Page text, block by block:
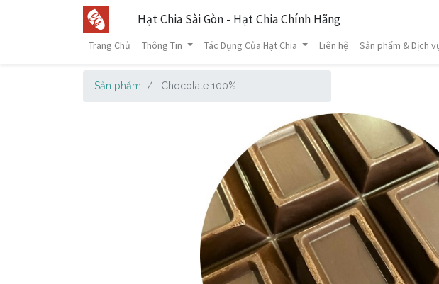
Hạt Chia Sài Gòn - Hạt Chia Chính Hãng
Trang Chủ Thông Tin Tác Dụng Của Hạt Chia Liên hệ Sản phẩm & Dịch
Sản phẩm Chocolate 100%